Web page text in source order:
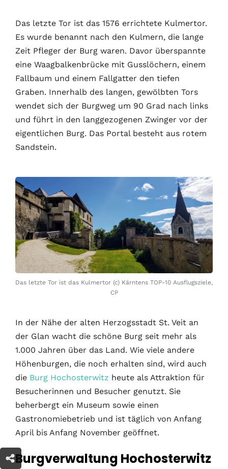
Das letzte Tor ist das 1576 errichtete Kulmertor.
Es wurde benannt nach den Kulmern, die lange
Zeit Pfleger der Burg waren. Davor überspannte
eine Waagbalkenbrücke mit Gusslöchern, einem
Fallbaum und einem Fallgatter den tiefen
Graben. Innerhalb des langen, gewölbten Tors
wendet sich der Burgweg um 90 Grad nach links
und führt in den langgezogenen Zwinger vor der
eigentlichen Burg. Das Portal besteht aus rotem
Sandstein.
Das letzte Tor ist das Kulmertor (c) Kärntens TOP-10 Ausflugsziele,
CP
In der Nähe der alten Herzogsstadt St. Veit an
der Glan wacht die schöne Burg seit mehr als
1.000 Jahren über das Land. Wie viele andere
Höhenburgen, die noch erhalten sind, wird auch
die Burg Hochosterwitz heute als Attraktion für
Besucherinnen und Besucher genutzt. Sie
beherbergt ein Museum sowie einen
Gastronomiebetrieb und ist täglich von Anfang
April bis Anfang November geöffnet.
Burgverwaltung Hochosterwitz